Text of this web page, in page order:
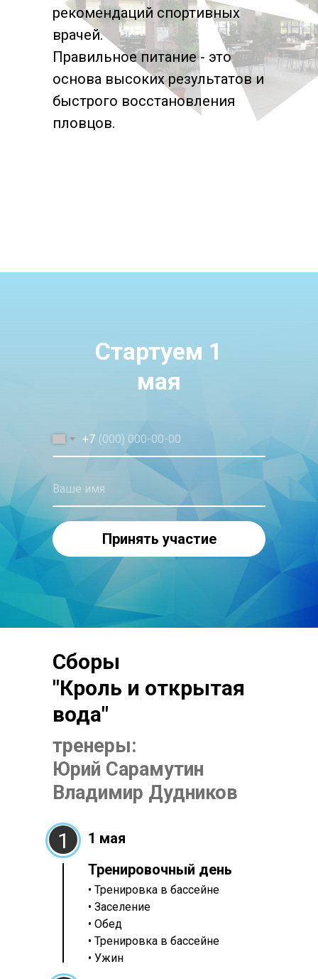
рекомендаций спортивных
врачей.
Правильное питание - это
основа высоких результатов и
быстрого восстановления
пловцов.
Стартуем 1
мая
+7
Ваше имя
Принять участие
Сборы
"Кроль и открытая
вода"
Тренировочный день
1
• Тренировка в бассейне
• Заселение
• Обед
• Тренировка в бассейне
• Ужин
1 мая
тренеры:
Юрий Сарамутин
Владимир Дудников